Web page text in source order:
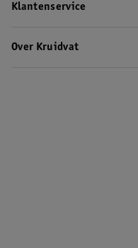
Klantenservice
Over Kruidvat